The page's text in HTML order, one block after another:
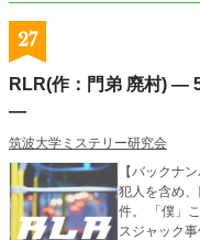
27
RLR(作：門弟 廃村) ―
―
筑波大学ミステリー研究会
【バックナ
犯人を含め
件。 「僕」
スジャック